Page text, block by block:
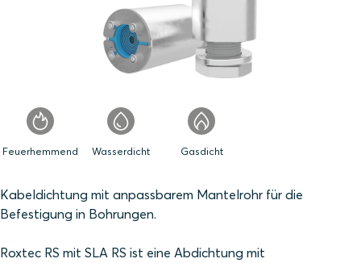
Kabeldichtung mit anpassbarem Mantelrohr für die
Befestigung in Bohrungen.
Roxtec RS mit SLA RS ist eine Abdichtung mit
Feuerhemmend Wasserdicht Gasdicht